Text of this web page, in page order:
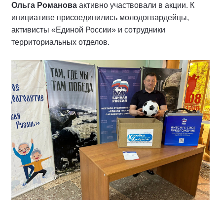
Ольга Романова активно участвовали в акции. К
инициативе присоединились молодогвардейцы,
активисты «Единой России» и сотрудники
территориальных отделов.